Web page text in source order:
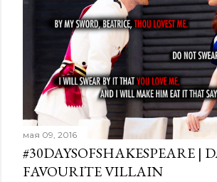
мая 09, 2016
#30DAYSOFSHAKESPEARE |
FAVOURITE VILLAIN